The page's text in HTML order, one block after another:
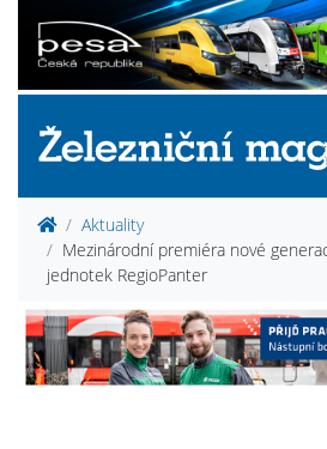
Aktuality
Mezinárodní premiéra nové
jednotek RegioPanter